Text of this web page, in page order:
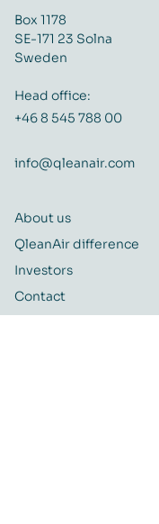
Box 1178
SE-171 23 Solna
Sweden
Head office:
+46 8 545 788 00
info@qleanair.com
About us
QleanAir difference
Investors
Contact